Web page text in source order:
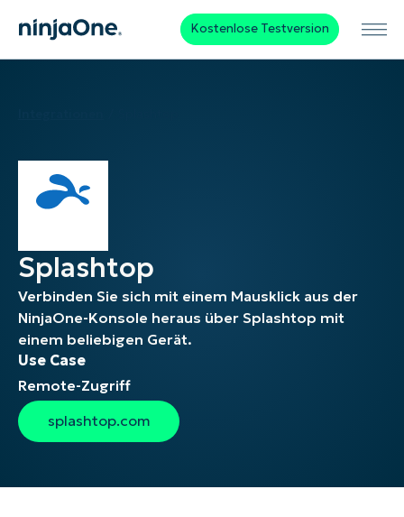
Kostenlose Testversion
Splashtop
Verbinden Sie sich mit einem Mausklick aus der
NinjaOne-Konsole heraus über Splashtop mit
einem beliebigen Gerät.
Use Case
Remote-Zugriff
splashtop.com